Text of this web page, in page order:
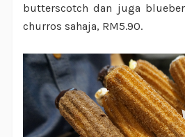
butterscotch dan juga
churros sahaja, RM5.90.